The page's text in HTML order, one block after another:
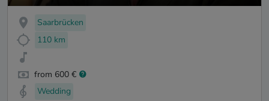
Saarbrücken
110 km
from 600 €
Wedding